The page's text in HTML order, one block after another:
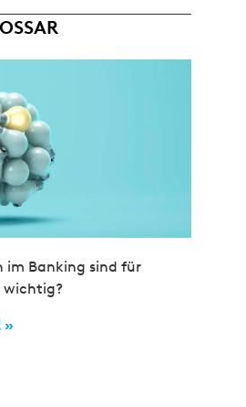
im Banking sind für
wichtig?
»